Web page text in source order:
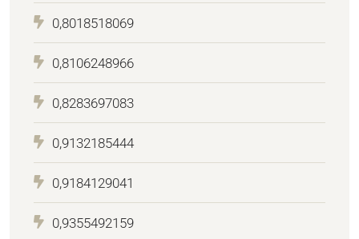
0,8018518069
0,8106248966
0,8283697083
0,9132185444
0,9184129041
0,9355492159